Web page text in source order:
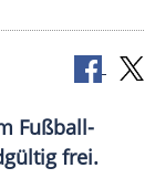
Fußball-
frei.